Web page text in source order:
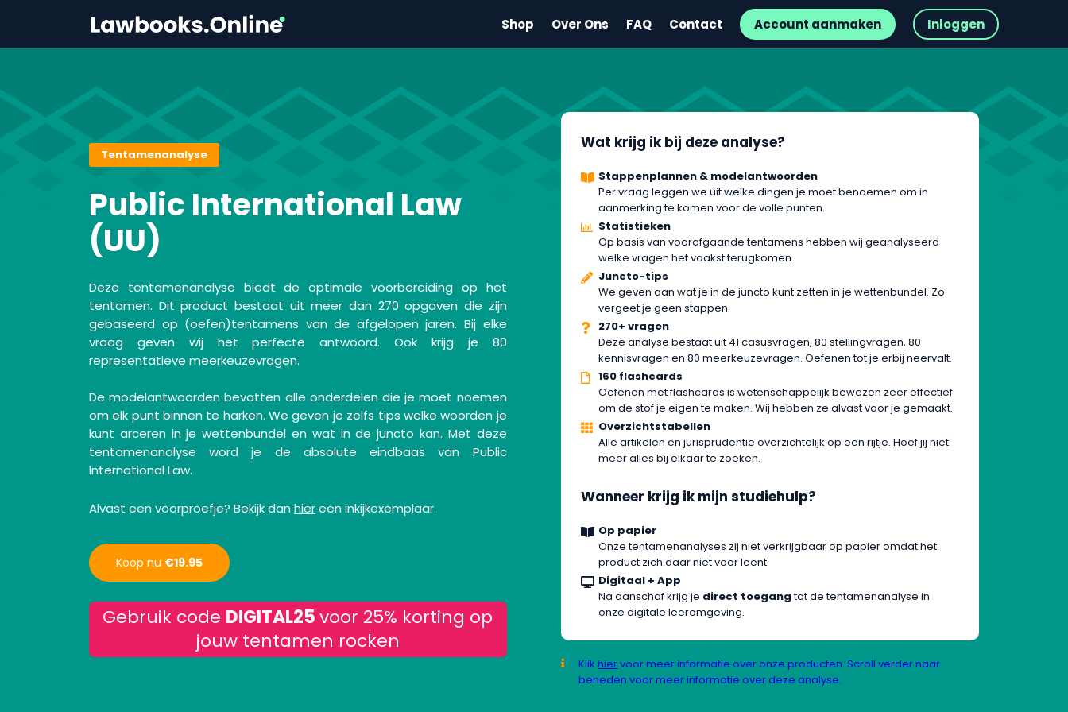
Shop Over Ons FAQ Contact Account aanmaken Inloggen
Tentamenanalyse
Public International Law
(UU)
Deze tentamenanalyse biedt de optimale voorbereiding op het
tentamen. Dit product bestaat uit meer dan 270 opgaven die zijn
gebaseerd op (oefen)tentamens van de afgelopen jaren. Bij elke
vraag geven wij het perfecte antwoord. Ook krijg je 80
representatieve meerkeuzevragen.
De modelantwoorden bevatten alle onderdelen die je moet noemen
om elk punt binnen te harken. We geven je zelfs tips welke woorden je
kunt arceren in je wettenbundel en wat in de juncto kan. Met deze
tentamenanalyse word je de absolute eindbaas van Public
International Law.
Alvast een voorproefje? Bekijk danhiereen inkijkexemplaar.
Koop nu €19.95
Gebruik code DIGITAL25voor 25% korting op
jouw tentamen rocken
Wat krijg ik bij deze analyse?
Stappenplannen & modelantwoorden
Per vraag leggen we uit welke dingen je moet benoemen om in
aanmerking te komen voor de volle punten.
Statistieken
Op basis van voorafgaande tentamens hebben wij geanalyseerd
welke vragen het vaakst terugkomen.
Juncto-tips
We geven aan wat je in de juncto kunt zetten in je wettenbundel. Zo
vergeet je geen stappen.
270+ vragen
Deze analyse bestaat uit 41 casusvragen, 80 stellingvragen, 80
kennisvragen en 80 meerkeuzevragen. Oefenen tot je erbij neervalt.
160 flashcards
Oefenen met flashcards is wetenschappelijk bewezen zeer effectief
om de stof je eigen te maken. Wij hebben ze alvast voor je gemaakt.
Overzichtstabellen
Alle artikelen en jurisprudentie overzichtelijk op een rijtje. Hoef jij niet
meer alles bij elkaar te zoeken.
Wanneer krijg ik mijn studiehulp?
Op papier
Onze tentamenanalyses zij niet verkrijgbaar op papier omdat het
product zich daar niet voor leent.
Digitaal + App
Na aanschaf krijg je direct toegangtot de tentamenanalyse in
onze digitale leeromgeving.
Klikhiervoor meer informatie over onze producten. Scroll verder naar
beneden voor meer informatie over deze analyse.